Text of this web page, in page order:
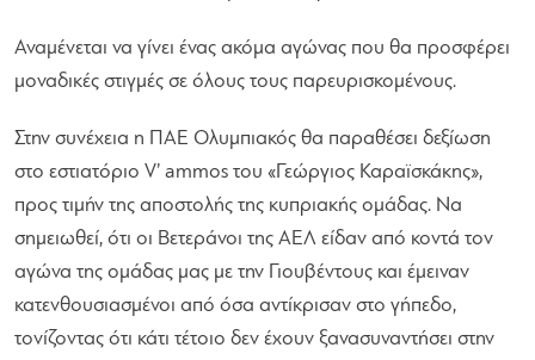
Αναμένεται να γίνει ένας ακόμα αγώνας που θα προσφέρει
μοναδικές στιγμές σε όλους τους παρευρισκομένους.
Στην συνέχεια η ΠΑΕ Ολυμπιακός θα παραθέσει δεξίωση
στο εστιατόριο V’ ammos του «Γεώργιος Καραϊσκάκης»,
προς τιμήν της αποστολής της κυπριακής ομάδας. Να
σημειωθεί, ότι οι Βετεράνοι της ΑΕΛ είδαν από κοντά τον
αγώνα της ομάδας μας με την Γιουβέντους και έμειναν
κατενθουσιασμένοι από όσα αντίκρισαν στο γήπεδο,
τονίζοντας ότι κάτι τέτοιο δεν έχουν ξανασυναντήσει στην